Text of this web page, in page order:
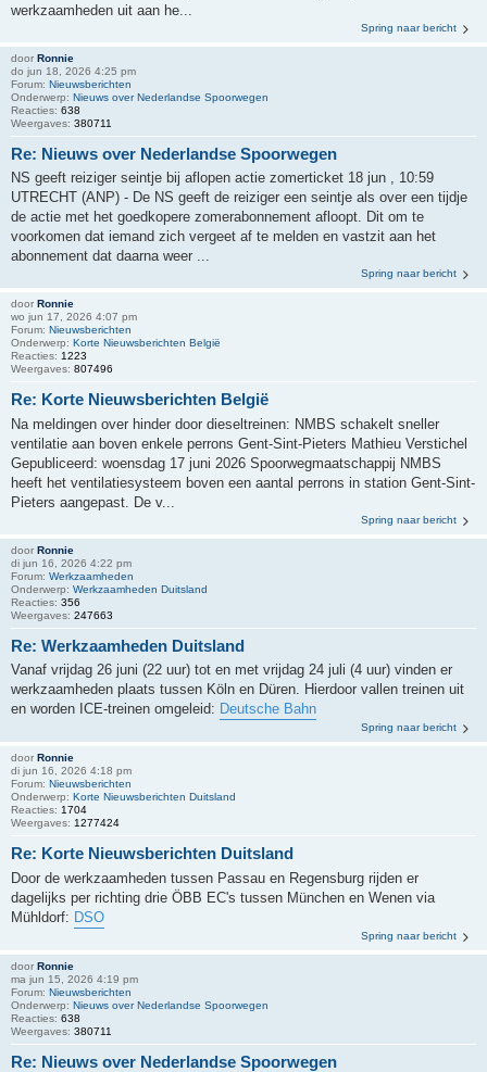
werkzaamheden uit aan he...
Spring naar bericht
door Ronnie
do jun 18, 2026 4:25 pm
Forum: Nieuwsberichten
Onderwerp: Nieuws over Nederlandse Spoorwegen
Reacties: 638
Weergaves: 380711
Re: Nieuws over Nederlandse Spoorwegen
NS geeft reiziger seintje bij aflopen actie zomerticket 18 jun , 10:59
UTRECHT (ANP) - De NS geeft de reiziger een seintje als over een tijdje
de actie met het goedkopere zomerabonnement afloopt. Dit om te
voorkomen dat iemand zich vergeet af te melden en vastzit aan het
abonnement dat daarna weer ...
Spring naar bericht
door Ronnie
wo jun 17, 2026 4:07 pm
Forum: Nieuwsberichten
Onderwerp: Korte Nieuwsberichten België
Reacties: 1223
Weergaves: 807496
Re: Korte Nieuwsberichten België
Na meldingen over hinder door dieseltreinen: NMBS schakelt sneller
ventilatie aan boven enkele perrons Gent-Sint-Pieters Mathieu Verstichel
Gepubliceerd: woensdag 17 juni 2026 Spoorwegmaatschappij NMBS
heeft het ventilatiesysteem boven een aantal perrons in station Gent-Sint-
Pieters aangepast. De v...
Spring naar bericht
door Ronnie
di jun 16, 2026 4:22 pm
Forum: Werkzaamheden
Onderwerp: Werkzaamheden Duitsland
Reacties: 356
Weergaves: 247663
Re: Werkzaamheden Duitsland
Vanaf vrijdag 26 juni (22 uur) tot en met vrijdag 24 juli (4 uur) vinden er
werkzaamheden plaats tussen Köln en Düren. Hierdoor vallen treinen uit
en worden ICE-treinen omgeleid: Deutsche Bahn
Spring naar bericht
door Ronnie
di jun 16, 2026 4:18 pm
Forum: Nieuwsberichten
Onderwerp: Korte Nieuwsberichten Duitsland
Reacties: 1704
Weergaves: 1277424
Re: Korte Nieuwsberichten Duitsland
Door de werkzaamheden tussen Passau en Regensburg rijden er
dagelijks per richting drie ÖBB EC's tussen München en Wenen via
Mühldorf: DSO
Spring naar bericht
door Ronnie
ma jun 15, 2026 4:19 pm
Forum: Nieuwsberichten
Onderwerp: Nieuws over Nederlandse Spoorwegen
Reacties: 638
Weergaves: 380711
Re: Nieuws over Nederlandse Spoorwegen